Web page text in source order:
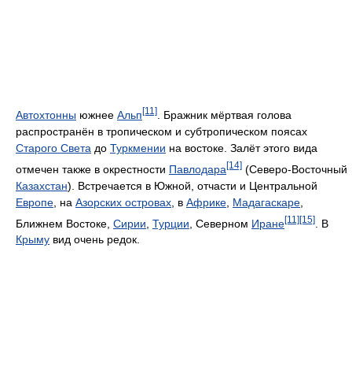
Автохтонны южнее Альп [11]
. Бражник мёртвая голова
распространён в тропическом и субтропическом поясах
Старого Света до Туркмении на востоке. Залёт этого вида
отмечен также в окрестности Павлодара[14] (Северо-Восточный
Казахстан). Встречается в Южной, отчасти и Центральной
Европе , на Азорских островах , в Африке Мадагаскаре
Ближнем Востоке, Сирии Турции , Северном Иране[11][15]
. В
Крыму вид очень редок.